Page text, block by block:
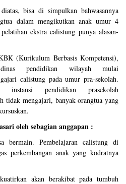
bisa di simpulkan bahwasannya
dalam mengikutkan anak umur 4
ekstra calistung punya alasan-
(Kurikulum Berbasis Kompetensi),
pendidikan wilayah mulai
calistung pada umur pra-sekolah.
instansi pendidikan prasekolah
tidak mengajari, banyak orangtua yang
oleh sebagian anggapan :
bermain. Pembelajaran calistung di
perkembangan anak yang kodratnya
akan berakibat pada tumbuh